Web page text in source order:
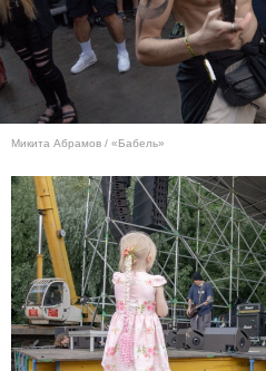
Микита Абрамов / «Бабель»